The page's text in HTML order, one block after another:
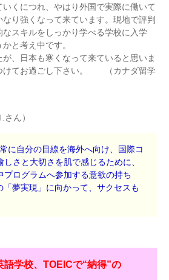
くにつれ、やはり外国で実際に働いて
り強くなって来ています。現地で評判
スキルをしっかり学べる学校に入学
と考え中です。
、日本も寒くなって来ていると思いま
けてお過ごし下さい。 （カナダ留学
ん）
常に自分の目線を海外へ向け、国際コ
しさと大切さを肌で感じるために、
プログラムへ参加する意欲の持ち
「夢実現」に向かって、サクセスも
学校、TOEICで“納得”の